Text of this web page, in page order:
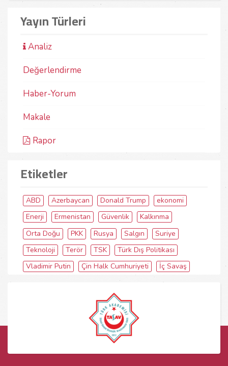
Yayın Türleri
Analiz
Değerlendirme
Haber-Yorum
Makale
Rapor
Etiketler
ABD Azerbaycan Donald Trump
ekonomi
Enerji
Ermenistan Güvenlik
Kalkınma
Orta Doğu
PKK Rusya Salgın
Suriye
Teknoloji
Terör TSK
Türk Dış Politikası
Vladimir Putin
Çin Halk Cumhuriyeti İç Savaş